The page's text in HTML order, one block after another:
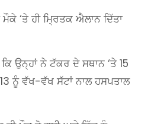
‘ਤੇ ਹੀ ਮ੍ਰਿਤਕ ਐਲਾਨ ਦਿੱਤਾ
ਉਨ੍ਹਾਂ ਨੇ ਟੱਕਰ ਦੇ ਸਥਾਨ ‘ਤੇ 15
ਨੂੰ ਵੱਖ-ਵੱਖ ਸੱਟਾਂ ਨਾਲ ਹਸਪਤਾਲ